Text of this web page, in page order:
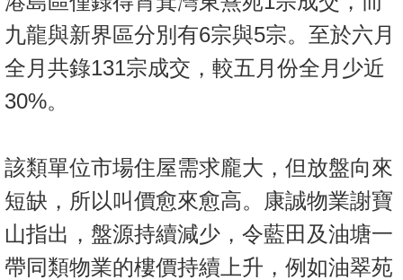
我
們
九龍與新界區分別有6宗與5宗。至於六月
全月共錄131宗成交，較五月份全月少近
30%。
該類單位市場住屋需求龐大，但放盤向來
短缺，所以叫價愈來愈高。康誠物業謝寶
山指出，盤源持續減少，令藍田及油塘一
帶同類物業的樓價持續上升，例如油翠苑